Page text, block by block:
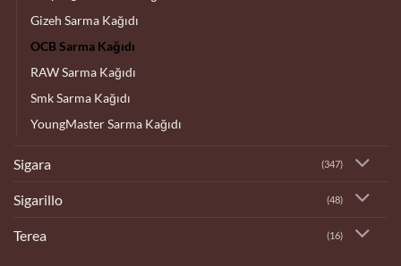
Gizeh Sarma Kağıdı
OCB Sarma Kağıdı
RAW Sarma Kağıdı
Smk Sarma Kağıdı
YoungMaster Sarma Kağıdı
Sigara (347)
Sigarillo (48)
Terea (16)